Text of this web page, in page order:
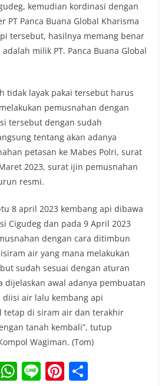
kemudian kordinasi dengan
PT Panca Buana Global Kharisma
tersebut, hasilnya memang benar
milik PT. Panca Buana Global
tidak layak pakai tersebut harus
pemusnahan dengan
tersebut dengan sudah
tentang akan adanya
petasan ke Mabes Polri, surat
2023, surat ijin pemusnahan
resmi.
8 april 2023 kembang api dibawa
Cigudeg dan pada 9 April 2023
dengan cara ditimbun
air yang mana melakukan
sudah sesuai dengan aturan
dijelaskan awal adanya pembuatan
diisi air lalu kembang api
tetap di siram air dan terakhir
tanah kembali”, tutup
Wagiman. (Tom)
W Li Pi